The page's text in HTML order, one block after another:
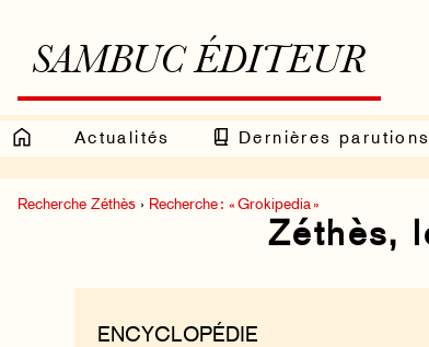
SAMBUC ÉDITEUR
Actualités Dernières parutions
Recherche Zéthès › Recherche : « Grokipedia »
Zéthès,
ENCYCLOPÉDIE